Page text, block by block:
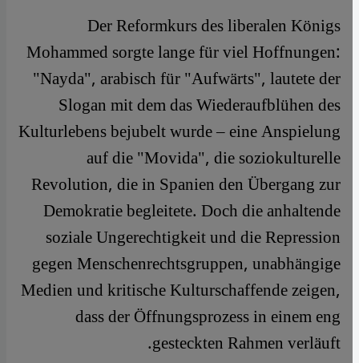
Der Reformkurs des liberalen Königs
Mohammed sorgte lange für viel Hoffnungen:
"Nayda", arabisch für "Aufwärts", lautete der
Slogan mit dem das Wiederaufblühen des
Kulturlebens bejubelt wurde – eine Anspielung
auf die "Movida", die soziokulturelle
Revolution, die in Spanien den Übergang zur
Demokratie begleitete. Doch die anhaltende
soziale Ungerechtigkeit und die Repression
gegen Menschenrechtsgruppen, unabhängige
Medien und kritische Kulturschaffende zeigen,
dass der Öffnungsprozess in einem eng
gesteckten Rahmen verläuft.